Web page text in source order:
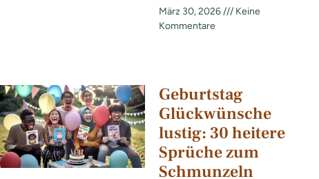
März 30, 2026
Keine
Kommentare
Geburtstag
Glückwünsche
lustig: 30 heitere
Sprüche zum
Schmunzeln